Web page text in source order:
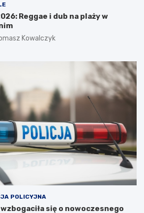
Reggae i dub na plaży w
Kowalczyk
POLICYJNA
się o nowoczesnego